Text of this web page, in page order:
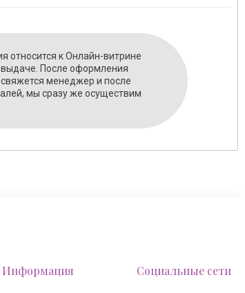
относится к Онлайн-витрине
выдаче. После оформления
свяжется менеджер и после
мы сразу же осуществим
Информация Социальные сети